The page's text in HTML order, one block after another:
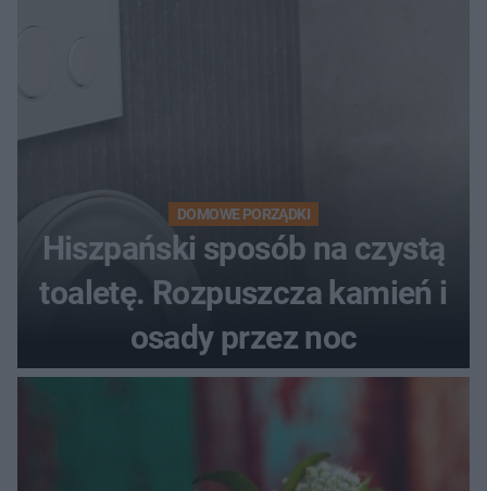
DOMOWE PORZĄDKI
Hiszpański sposób na czystą
toaletę. Rozpuszcza kamień i
osady przez noc